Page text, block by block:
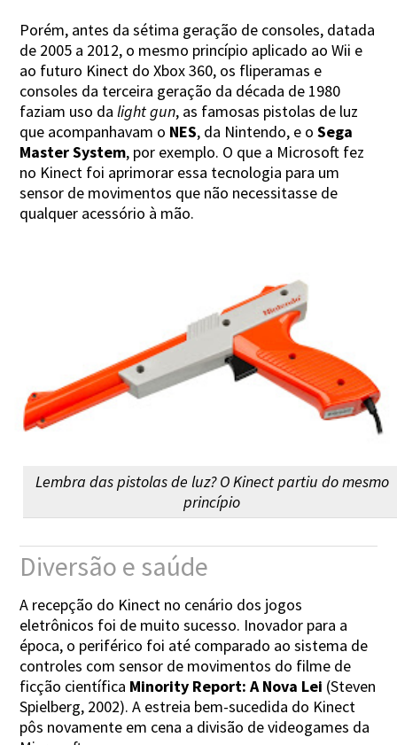
Porém, antes da sétima geração de consoles, datada
de 2005 a 2012, o mesmo princípio aplicado ao Wii e
ao futuro Kinect do Xbox 360, os fliperamas e
consoles da terceira geração da década de 1980
faziam uso dalight gun, as famosas pistolas de luz
que acompanhavam o NES, da Nintendo, e oSega
Master System, por exemplo. O que a Microsoft fez
no Kinect foi aprimorar essa tecnologia para um
sensor de movimentos que não necessitasse de
qualquer acessório à mão.
Lembra das pistolas de luz? O Kinect partiu do mesmo
princípio
Diversão e saúde
A recepção do Kinect no cenário dos jogos
eletrônicos foi de muito sucesso. Inovador para a
época, o periférico foi até comparado ao sistema de
controles com sensor de movimentos do filme de
ficção científica Minority Report: A Nova Lei (Steven
Spielberg, 2002). A estreia bem-sucedida do Kinect
pôs novamente em cena a divisão de videogames da